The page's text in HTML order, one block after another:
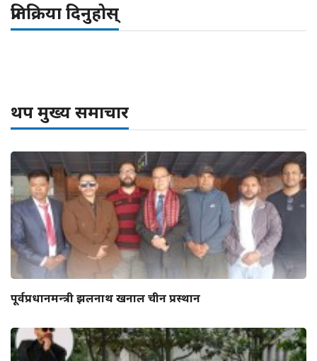
प्रतिक्रिया दिनुहोस्
थप मुख्य समाचार
पूर्वप्रधानमन्त्री झलनाथ खनाल चीन प्रस्थान